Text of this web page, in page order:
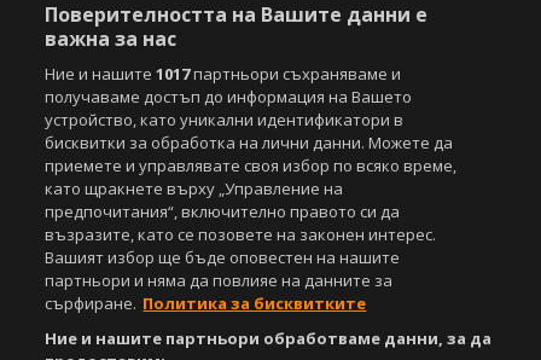
Поверителността на Вашите данни е
важна за нас
Ние и нашите1017партньори съхраняваме и
получаваме достъп до информация на Вашето
устройство, като уникални идентификатори в
бисквитки за обработка на лични данни. Можете да
приемете и управлявате своя избор по всяко време,
като щракнете върху „Управление на
предпочитания“, включително правото си да
възразите, като се позовете на законен интерес.
Вашият избор ще бъде оповестен на нашите
партньори и няма да повлияе на данните за
сърфиране. Политика за бисквитките
Ние и нашите партньори обработваме данни, за да